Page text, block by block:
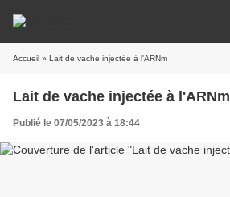
Accueil » Lait de vache injectée à l'ARNm
Lait de vache injectée à l'ARNm
Publié le 07/05/2023 à 18:44